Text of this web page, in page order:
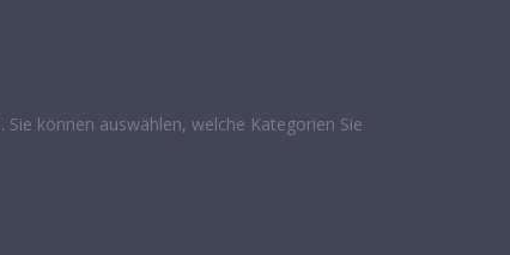
können auswählen, welche Kategorien Sie